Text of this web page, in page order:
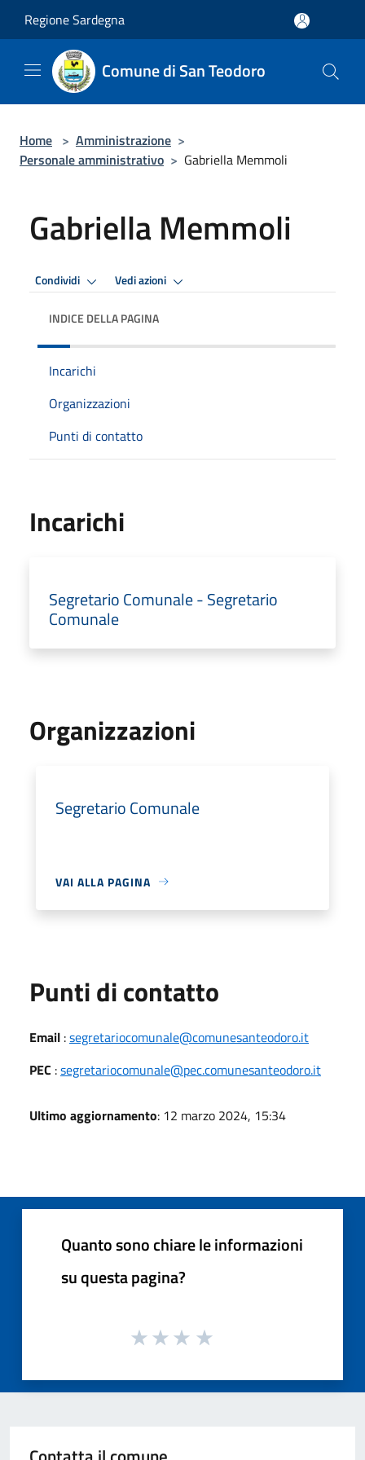
Regione Sardegna
Comune di San Teodoro
Home > Amministrazione >
Personale amministrativo > Gabriella Memmoli
Gabriella Memmoli
Condividi Vedi azioni
INDICE DELLA PAGINA
Incarichi
Organizzazioni
Punti di contatto
Incarichi
Segretario Comunale - Segretario
Comunale
Organizzazioni
Segretario Comunale
VAI ALLA PAGINA
Punti di contatto
Email :segretariocomunale@comunesanteodoro.it
PEC :segretariocomunale@pec.comunesanteodoro.it
Ultimo aggiornamento: 12 marzo 2024, 15:34
Quanto sono chiare le informazioni
su questa pagina?